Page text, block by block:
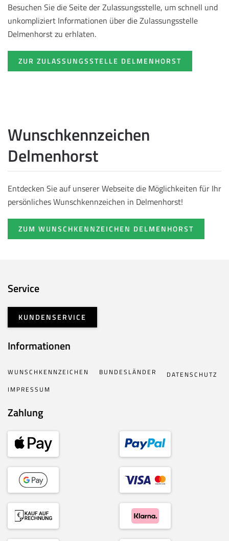
Besuchen Sie die Seite der Zulassungsstelle, um schnell und
unkompliziert Informationen über die Zulassungsstelle
Delmenhorst zu erhlaten.
ZUR ZULASSUNGSSTELLE DELMENHORST
Wunschkennzeichen
Delmenhorst
Entdecken Sie auf unserer Webseite die Möglichkeiten für Ihr
persönliches Wunschkennzeichen in Delmenhorst!
ZUM WUNSCHKENNZEICHEN DELMENHORST
Service
KUNDENSERVICE
Informationen
WUNSCHKENNZEICHEN BUNDESLÄNDER
DATENSCHUTZ
IMPRESSUM
Zahlung